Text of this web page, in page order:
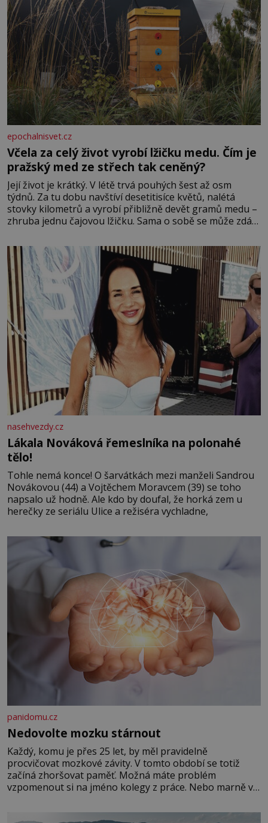
epochalnisvet.cz
Včela za celý život vyrobí lžičku medu. Čím je
pražský med ze střech tak ceněný?
Její život je krátký. V létě trvá pouhých šest až osm
týdnů. Za tu dobu navštíví desetitisíce květů, nalétá
stovky kilometrů a vyrobí přibližně devět gramů medu –
zhruba jednu čajovou lžičku. Sama o sobě se může zdát
tisíc příslušnic svého včelstva, vznikne jeden z
nejdokonalejších organismů
nasehvezdy.cz
Lákala Nováková řemeslníka na polonahé
tělo!
Tohle nemá konce! O šarvátkách mezi manželi Sandrou
Novákovou (44) a Vojtěchem Moravcem (39) se toho
napsalo už hodně. Ale kdo by doufal, že horká zem u
herečky ze seriálu Ulice a režiséra vychladne,
panidomu.cz
Nedovolte mozku stárnout
Každý, komu je přes 25 let, by měl pravidelně
procvičovat mozkové závity. V tomto období se totiž
začíná zhoršovat paměť. Možná máte problém
vzpomenout si na jméno kolegy z práce. Nebo marně v
Je to opravdu tak, s věkem jako kdyby se paměť